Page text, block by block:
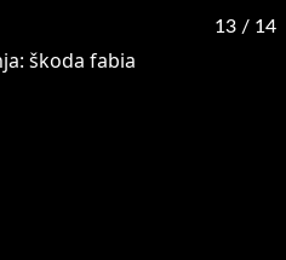
13 / 14